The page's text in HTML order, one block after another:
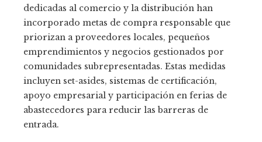
dedicadas al comercio y la distribución han
incorporado metas de compra responsable que
priorizan a proveedores locales, pequeños
emprendimientos y negocios gestionados por
comunidades subrepresentadas. Estas medidas
incluyen set-asides, sistemas de certificación,
apoyo empresarial y participación en ferias de
abastecedores para reducir las barreras de
entrada.